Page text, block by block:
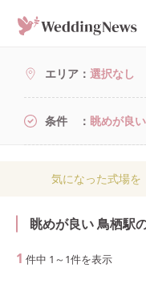
エリア 選択なし
条件 眺めが良い
気になった式場
眺めが良い 鳥栖駅
1 件中 1 ～ 1件を表示